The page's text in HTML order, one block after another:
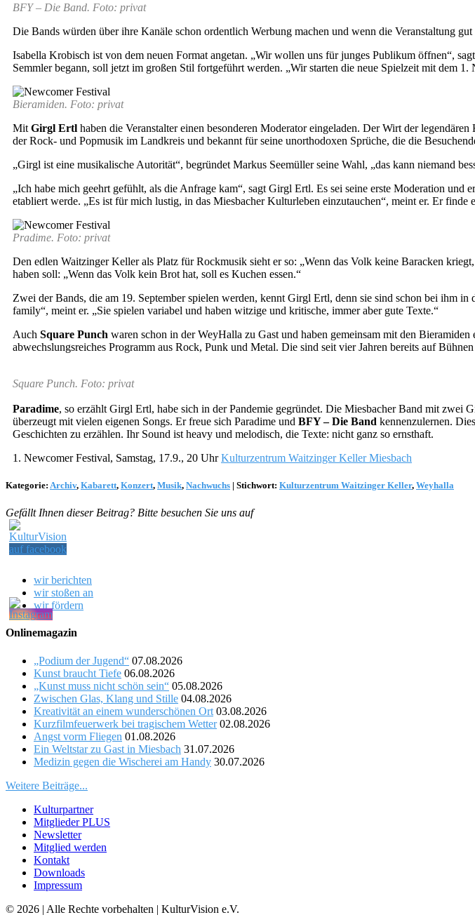
BFY – Die Band. Foto: privat
Die Bands würden über ihre Kanäle schon ordentlich Werbung machen und wenn die Veranstaltung
Isabella Krobisch ist von dem neuen Format angetan. „Wir wollen uns für junges Publikum öffnen“,
Semmler begann, soll jetzt im großen Stil fortgeführt werden. „Wir starten die neue Spielzeit mit dem
Bieramiden. Foto: privat
Mit Girgl Ertl haben die Veranstalter einen besonderen Moderator eingeladen. Der Wirt der
der Rock- und Popmusik im Landkreis und bekannt für seine unorthodoxen Sprüche, die die
„Girgl ist eine musikalische Autorität“, begründet Markus Seemüller seine Wahl, „das kann niemand
„Ich habe mich geehrt gefühlt, als die Anfrage kam“, sagt Girgl Ertl. Es sei seine erste Moderation
etabliert werde. „Es ist für mich lustig, in das Miesbacher Kulturleben einzutauchen“, meint er. Er
Pradime. Foto: privat
Den edlen Waitzinger Keller als Platz für Rockmusik sieht er so: „Wenn das Volk keine Baracken
haben soll: „Wenn das Volk kein Brot hat, soll es Kuchen essen.“
Zwei der Bands, die am 19. September spielen werden, kennt Girgl Ertl, denn sie sind schon bei ihm in
family“, meint er. „Sie spielen variabel und haben witzige und kritische, immer aber gute Texte.“
Auch Square Punch waren schon in der WeyHalla zu Gast und haben gemeinsam mit den
abwechslungsreiches Programm aus Rock, Punk und Metal. Die sind seit vier Jahren bereits auf
Square Punch. Foto: privat
Paradime, so erzählt Girgl Ertl, habe sich in der Pandemie gegründet. Die Miesbacher Band mit zwei
überzeugt mit vielen eigenen Songs. Er freue sich Paradime und BFY – Die Band kennenzulernen.
Geschichten zu erzählen. Ihr Sound ist heavy und melodisch, die Texte: nicht ganz so ernsthaft.
1. Newcomer Festival, Samstag, 17.9., 20 UhrKulturzentrum Waitzinger Keller Miesbach
Kategorie: Archiv, Kabarett, Konzert, Musik, Nachwuchs | Stichwort: Kulturzentrum Waitzinger Keller, Weyhalla
Gefällt Ihnen dieser Beitrag? Bitte besuchen Sie uns auf
wir berichten
wir stoßen an
wir fördern
Onlinemagazin
„Podium der Jugend“ 07.08.2026
Kunst braucht Tiefe 06.08.2026
„Kunst muss nicht schön sein“ 05.08.2026
Zwischen Glas, Klang und Stille 04.08.2026
Kreativität an einem wunderschönen Ort 03.08.2026
Kurzfilmfeuerwerk bei tragischem Wetter 02.08.2026
Angst vorm Fliegen 01.08.2026
Ein Weltstar zu Gast in Miesbach 31.07.2026
Medizin gegen die Wischerei am Handy 30.07.2026
Weitere Beiträge...
Kulturpartner
Mitglieder PLUS
Newsletter
Mitglied werden
Kontakt
Downloads
Impressum
© 2026 | Alle Rechte vorbehalten | KulturVision e.V.